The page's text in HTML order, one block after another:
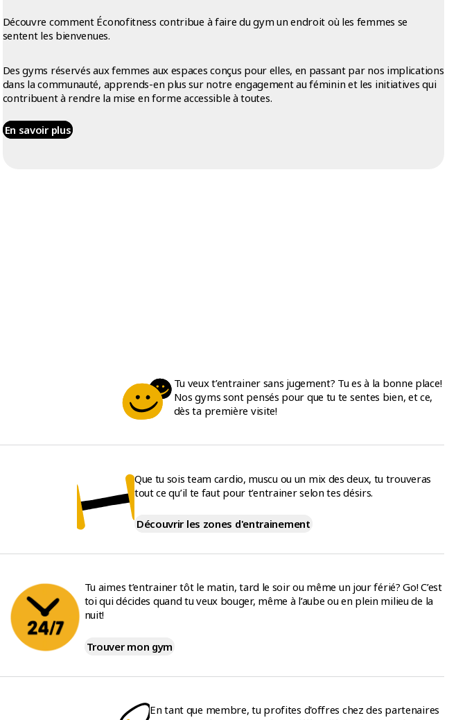
Découvre comment Éconofitness contribue à faire du gym un endroit où les femmes se
sentent les bienvenues.
Des gyms réservés aux femmes aux espaces conçus pour elles, en passant par nos implications
dans la communauté, apprends-en plus sur notre engagement au féminin et les initiatives qui
contribuent à rendre la mise en forme accessible à toutes.
En savoir plus
Tu veux t’entrainer sans jugement? Tu es à la bonne place!
Nos gyms sont pensés pour que tu te sentes bien, et ce,
dès ta première visite!
Que tu sois team cardio, muscu ou un mix des deux, tu trouveras
tout ce qu’il te faut pour t’entrainer selon tes désirs.
Découvrir les zones d'entrainement
Tu aimes t’entrainer tôt le matin, tard le soir ou même un jour férié? Go! C’est
toi qui décides quand tu veux bouger, même à l’aube ou en plein milieu de la
nuit!
Trouver mon gym
En tant que membre, tu profites d'offres chez des partenaires